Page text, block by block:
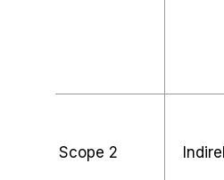
Scope 2